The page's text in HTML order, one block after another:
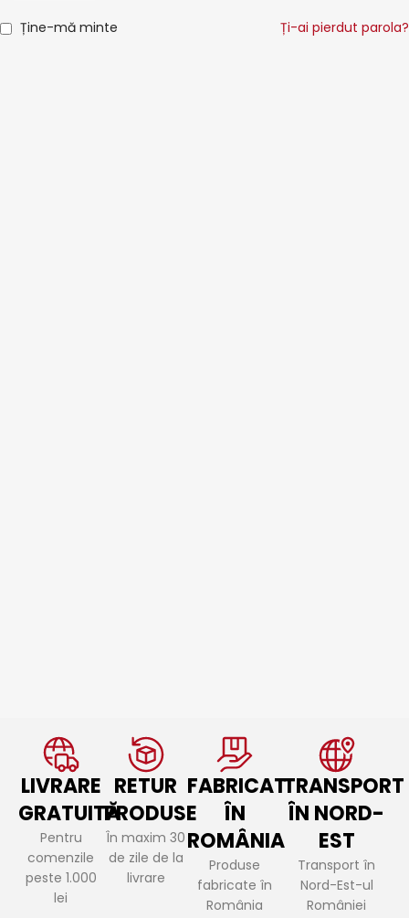
Ți-ai pierdut parola?
Ține-mă minte
LIVRARE
GRATUITĂ
Pentru
comenzile
peste 1.000
lei
RETUR
PRODUSE
În maxim 30
de zile de la
livrare
FABRICAT
ÎN
ROMÂNIA
Produse
fabricate în
România
TRANSPORT
ÎN NORD-
EST
Transport în
Nord-Est-ul
României